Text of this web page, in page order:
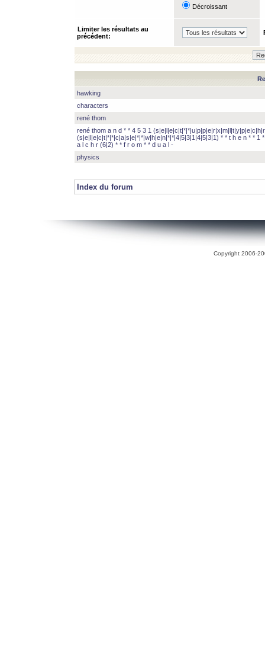
Décroissant
Limiter les résultats au
précédent:
hawking
characters
rené thom
rené thom a n d * * 4 5 3 1
(s|e|l|e|c|t|*|*|c|a|s|e|*|*|w|h|e|n|*|*|4|5|3|1|4|5|3|1) * * t h e n * * 1
a l c h r (6|2) * * f r o m * * d u a l -
physics
Index du forum
Copyright 2006-